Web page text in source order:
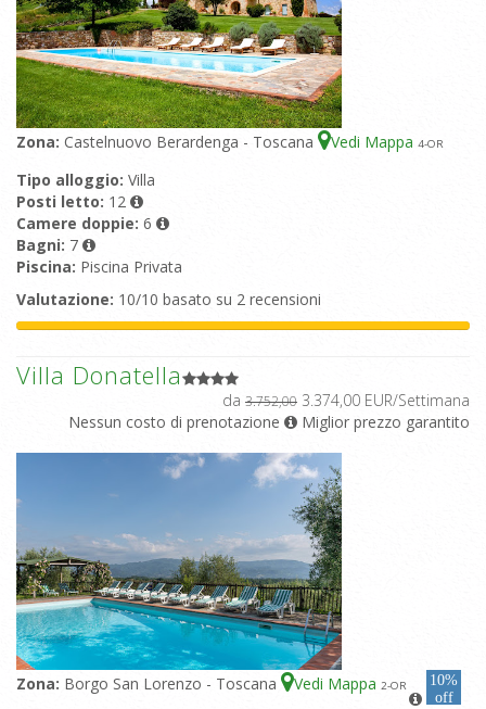
Zona: Castelnuovo Berardenga - Toscana Vedi Mappa 4-OR
Tipo alloggio: Villa
Posti letto: 12
Camere doppie: 6
Bagni: 7
Piscina: Piscina Privata
Valutazione: 10/10 basato su 2 recensioni
Villa Donatella
da 3.752,00 3.374,00 EUR/Settimana
Nessun costo di prenotazione
Miglior prezzo garantito
Zona: Borgo San Lorenzo - Toscana Vedi Mappa 2-OR
10%
off